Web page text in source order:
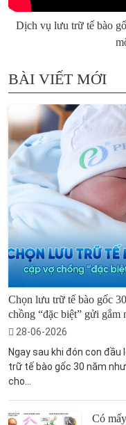
Dịch vụ lưu trữ tế bào
BÀI VIẾT MỚI
Chọn lưu trữ tế bào gốc
chồng “đặc biệt” gửi
28-06-2026
Ngay sau khi đón con đầu
trữ tế bào gốc 30 năm
cho...
Có